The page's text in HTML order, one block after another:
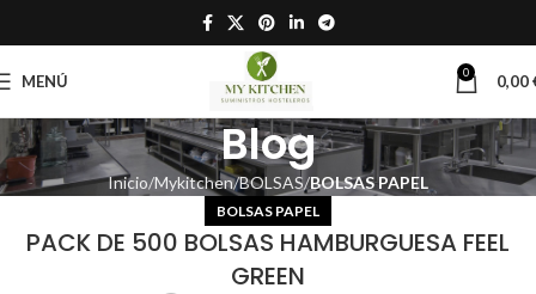
MENÚ 0 0,00
Blog
Inicio Mykitchen BOLSAS BOLSAS PAPEL
BOLSAS PAPEL
PACK DE 500 BOLSAS HAMBURGUESA FEEL
GREEN